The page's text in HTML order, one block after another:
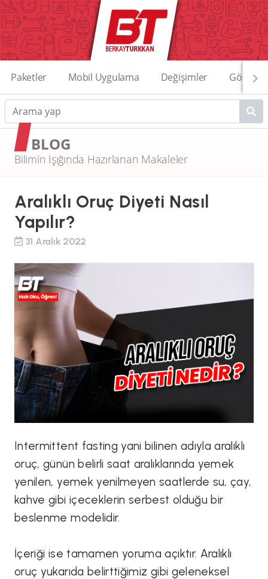
Paketler Mobil Uygulama Değişimler
BLOG
Bilimin Işığında Hazırlanan Makaleler
Aralıklı Oruç Diyeti Nasıl
Yapılır?
31 Aralık 2022
Intermittent fasting yani bilinen adıyla aralıklı
oruç, günün belirli saat aralıklarında yemek
yenilen, yemek yenilmeyen saatlerde su, çay,
kahve gibi içeceklerin serbest olduğu bir
beslenme modelidir.
İçeriği ise tamamen yoruma açıktır. Aralıklı
oruç yukarıda belirttiğimiz gibi geleneksel